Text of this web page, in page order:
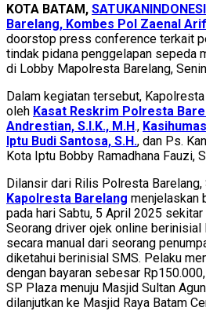
KOTA BATAM,
Barelang, Kombes Pol Zaenal
doorstop press conference terkait
tindak pidana penggelapan sepeda
di Lobby Mapolresta Barelang,
Dalam kegiatan tersebut,
oleh Kasat Reskrim Polresta
Andrestian, S.I.K., M.H.,
Iptu Budi Santosa, S.H., dan Ps.
Kota Iptu Bobby Ramadhana Fauzi,
Dilansir dari Rilis Polresta
Kapolresta Barelang menjelaskan
pada hari Sabtu, 5 April 2025 sekitar
Seorang driver ojek online berinisial
secara manual dari seorang
diketahui berinisial SMS. Pelaku
dengan bayaran sebesar
SP Plaza menuju Masjid Sultan
dilanjutkan ke Masjid Raya Batam